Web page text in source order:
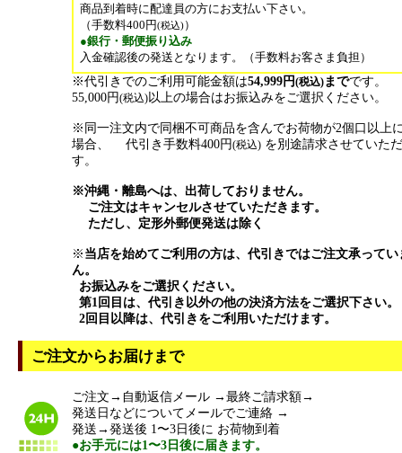
商品到着時に配達員の方にお支払い下さい。
（手数料400円(税込)）
●銀行・郵便振り込み
入金確認後の発送となります。（手数料お客さま負担）
※代引きでのご利用可能金額は54,999円(税込) までです。
55,000円(税込)以上の場合はお振込みをご選択ください。
※同一注文内で同梱不可商品を含んでお荷物が2個口以上
場合、 代引き手数料400円(税込) を別途請求させていた
す。
※沖縄・離島へは、出荷しておりません。
ご注文はキャンセルさせていただきます。
ただし、定形外郵便発送は除く
※ 当店を始めてご利用の方は、代引きではご注文承ってい
ん。
お振込みをご選択ください。
第1回目は、代引き以外の他の決済方法をご選択下さい。
2回目以降は、代引きをご利用いただけます。
ご注文からお届けまで
ご注文→自動返信メール →最終ご請求額→
発送日などについてメールでご連絡 →
発送→発送後 1〜3日後に お荷物到着
●お手元には1〜3日後に届きます。